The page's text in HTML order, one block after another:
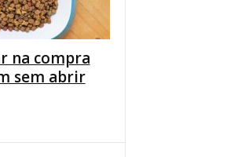
na compra
sem abrir